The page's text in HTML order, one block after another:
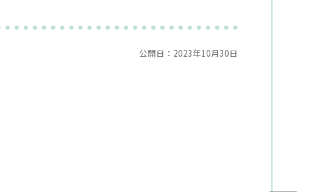
公開日：2023年10月30日